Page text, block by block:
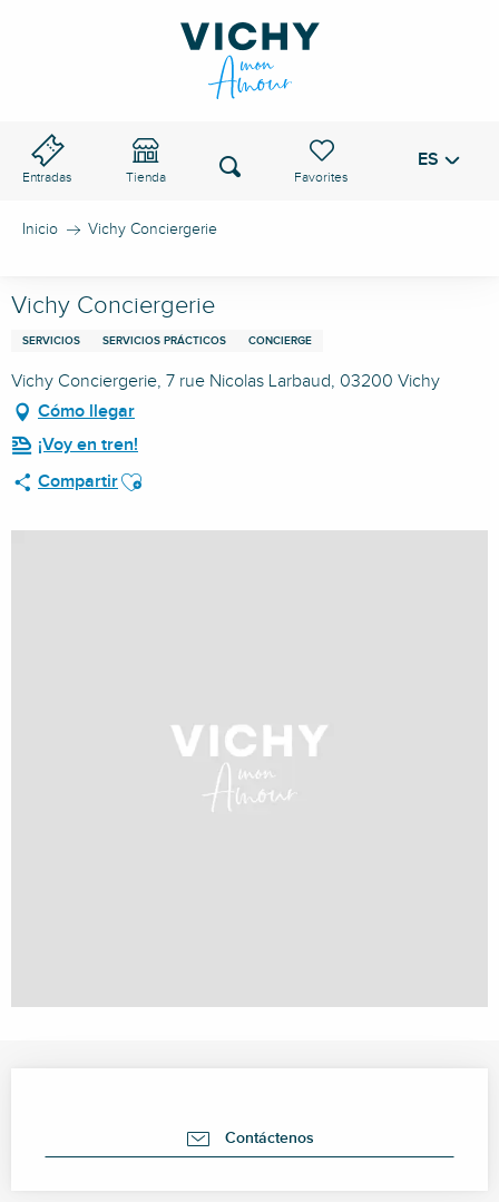
Entradas Tienda
Voir les favoris
Buscar ES
Inicio Vichy Conciergerie
Vichy Conciergerie
SERVICIOS SERVICIOS PRÁCTICOS CONCIERGE
Vichy Conciergerie, 7 rue Nicolas Larbaud, 03200 Vichy
Cómo llegar
¡Voy en tren!
CompartirAjouter aux favoris
Contáctenos